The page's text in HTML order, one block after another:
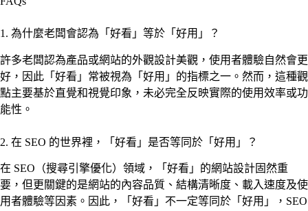
1. 為什麼老闆會認為「好看」等於「好用」？
許多老闆認為產品或網站的外觀設計美觀，使用者體驗自然會更
好，因此「好看」常被視為「好用」的指標之一。然而，這種觀
點主要基於直覺和視覺印象，未必完全反映實際的使用效率或功
能性。
2. 在 SEO 的世界裡，「好看」是否等同於「好用」？
在 SEO（搜尋引擎優化）領域，「好看」的網站設計固然重
要，但更關鍵的是網站的內容品質、結構清晰度、載入速度及使
用者體驗等因素。因此，「好看」不一定等同於「好用」，SEO